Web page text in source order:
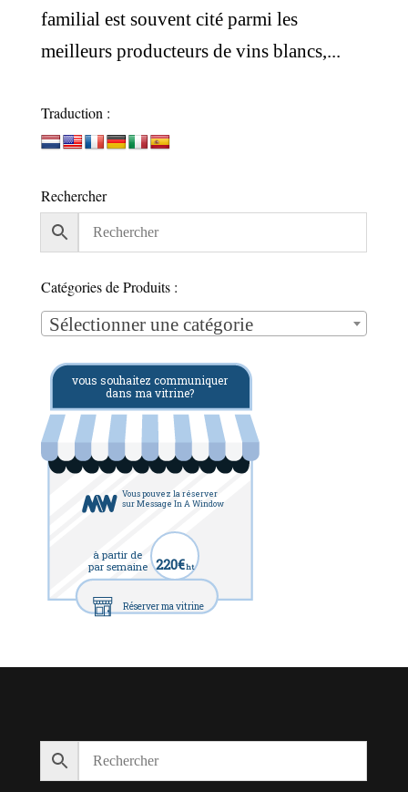
familial est souvent cité parmi les
meilleurs producteurs de vins blancs,...
Traduction :
Rechercher
Catégories de Produits :
Sélectionner une catégorie
vous souhaitez communiquer
dans ma vitrine?
Vous pouvez la réserver
sur Message In A Window
à partir de
par semaine 220€ht
Réserver ma vitrine